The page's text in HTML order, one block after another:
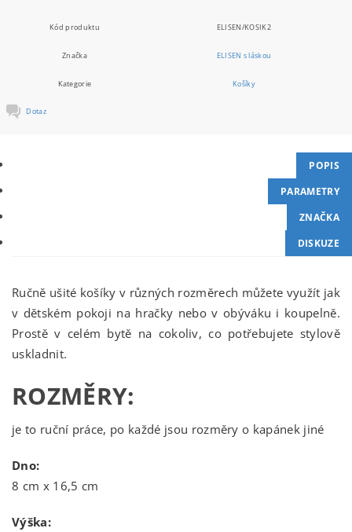
Kód produktu ELISEN/KOSIK2
Značka ELISEN s láskou
Kategorie Košíky
Dotaz
POPIS
PARAMETRY
ZNAČKA
DISKUZE
Ručně ušité košíky v různých rozměrech můžete využít jak
v dětském pokoji na hračky nebo v obýváku i koupelně.
Prostě v celém bytě na cokoliv, co potřebujete stylově
uskladnit.
ROZMĚRY:
je to ruční práce, po každé jsou rozměry o kapánek jiné
Dno:
8 cm x 16,5 cm
Výška: